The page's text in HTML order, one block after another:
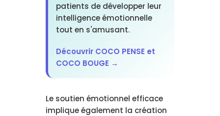
patients de développer leur
intelligence émotionnelle
tout en s'amusant.
Découvrir COCO PENSE et
COCO BOUGE →
Le soutien émotionnel efficace
implique également la création